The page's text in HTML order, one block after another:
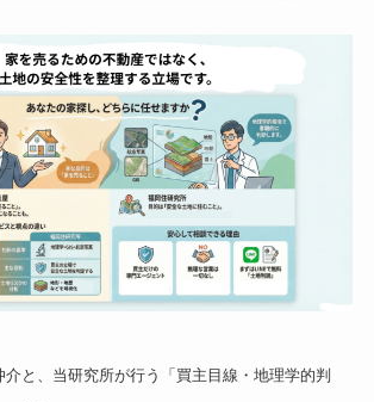
と、当研究所が行う「買主目線・地理学的判